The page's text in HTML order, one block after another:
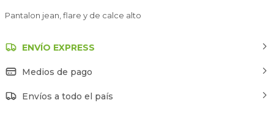
Pantalon jean, flare y de calce alto
ENVÍO EXPRESS
Medios de pago
Envíos a todo el país